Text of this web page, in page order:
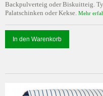
Backpulverteig oder Biskuitteig.
Palatschinken oder Kekse. Mehr
In den Warenkorb